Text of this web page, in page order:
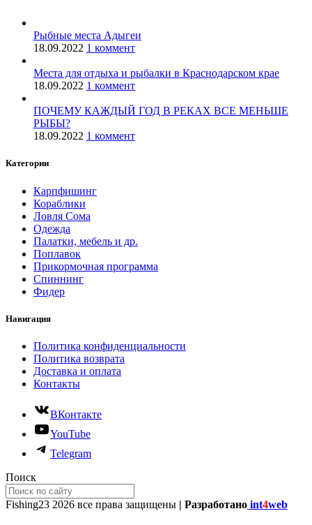
Рыбные места Адыгеи
18.09.2022 1 коммент
Места для отдыха и рыбалки в Краснодарском крае
18.09.2022 1 коммент
ПОЧЕМУ КАЖДЫЙ ГОД В РЕКАХ ВСЕ МЕНЬШЕ
РЫБЫ?
18.09.2022 1 коммент
Категории
Карпфишинг
Кораблики
Ловля Сома
Одежда
Палатки, мебель и др.
Поплавок
Прикормочная программа
Спиннинг
Фидер
Навигация
Политика конфиденциальности
Политика возврата
Доставка и оплата
Контакты
ВКонтакте
YouTube
Telegram
Поиск
Fishing23 2026 все права защищены | Разработано int4web